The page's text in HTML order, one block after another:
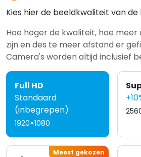
Kies hier de beeldkwaliteit van
Hoe hoger de kwaliteit, hoe
zijn en des te meer afstand er
Camera's worden altijd inclusief
Full HD
Standaard
(inbegrepen)
1920×1080
Meest gekozen